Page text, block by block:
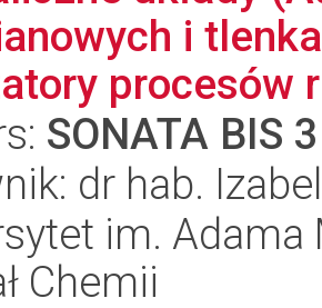
i
procesów
SONATA BIS 3
dr hab.
im.
Chemii